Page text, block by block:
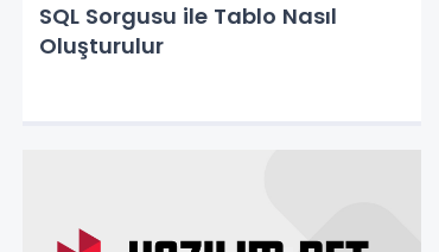
SQL Sorgusu ile Tablo Nasıl
Oluşturulur